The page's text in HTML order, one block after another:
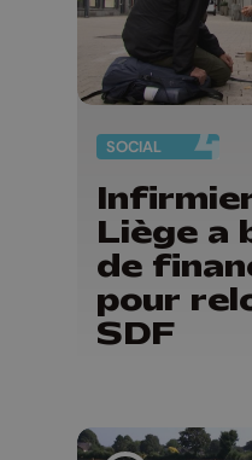
SOCIAL
Liège a
de
pour
SDF